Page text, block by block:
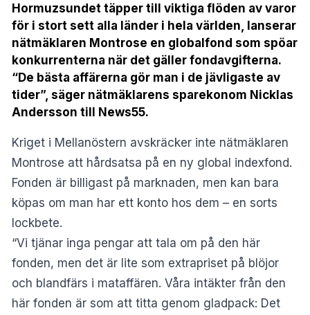
Hormuzsundet täpper till viktiga flöden av varor
för i stort sett alla länder i hela världen, lanserar
nätmäklaren Montrose en globalfond som spöar
konkurrenterna när det gäller fondavgifterna.
“De bästa affärerna gör man i de jävligaste av
tider”, säger nätmäklarens sparekonom Nicklas
Andersson till News55.
Kriget i Mellanöstern avskräcker inte nätmäklaren
Montrose att hårdsatsa på en ny global indexfond.
Fonden är billigast på marknaden, men kan bara
köpas om man har ett konto hos dem – en sorts
lockbete.
“Vi tjänar inga pengar att tala om på den här
fonden, men det är lite som extrapriset på blöjor
och blandfärs i mataffären. Våra intäkter från den
här fonden är som att titta genom gladpack: Det